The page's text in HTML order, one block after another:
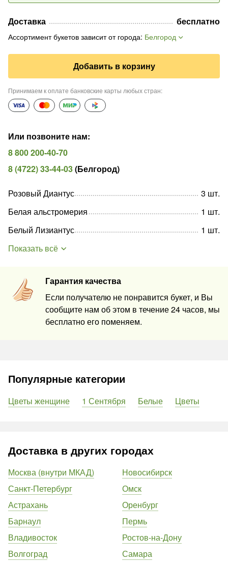
Доставка бесплатно
Ассортимент букетов зависит от города: Белгород
Добавить в корзину
Принимаем к оплате банковские карты любых стран:
Или позвоните нам:
8 800 200-40-70
8 (4722) 33-44-03(Белгород)
Гарантия качества
Если получателю не понравится букет, и Вы
сообщите нам об этом в течение 24 часов, мы
бесплатно его поменяем.
Розовый Диантус 3 шт.
Белая альстромерия
1 шт.
Белый Лизиантус
1 шт.
Показать всё
Популярные категории
Цветы женщине 1 Сентября Белые Цветы
Доставка в других городах
Москва (внутри МКАД)
Санкт-Петербург
Астрахань
Барнаул
Владивосток
Волгоград
Новосибирск
Омск
Оренбург
Пермь
Ростов-на-Дону
Самара